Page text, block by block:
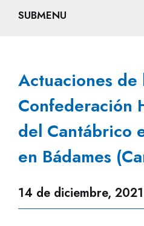
SUBMENU
Actuaciones de
Confederación
del Cantábrico
en Bádames
14 de diciembre, 2021